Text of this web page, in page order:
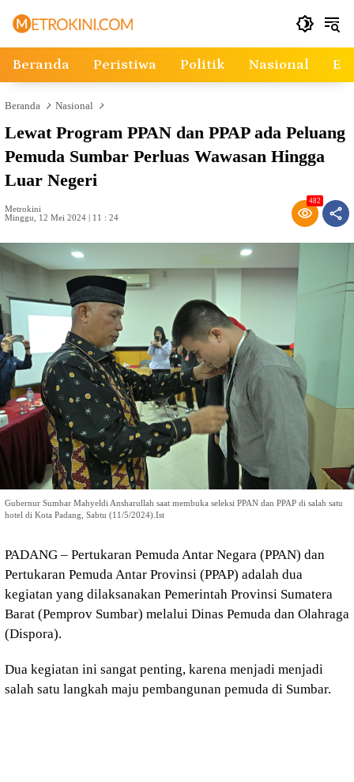
Beranda Peristiwa Politik Nasional
Beranda Nasional
Lewat Program PPAN dan PPAP ada Peluang
Pemuda Sumbar Perluas Wawasan Hingga
Luar Negeri
Metrokini
Minggu, 12 Mei 2024 | 11 : 24
482
Gubernur Sumbar Mahyeldi Ansharullah saat membuka seleksi PPAN dan PPAP di salah satu
hotel di Kota Padang, Sabtu (11/5/2024).Ist
PADANG – Pertukaran Pemuda Antar Negara (PPAN) dan
Pertukaran Pemuda Antar Provinsi (PPAP) adalah dua
kegiatan yang dilaksanakan Pemerintah Provinsi Sumatera
Barat (Pemprov Sumbar) melalui Dinas Pemuda dan Olahraga
(Dispora).
Dua kegiatan ini sangat penting, karena menjadi menjadi
salah satu langkah maju pembangunan pemuda di Sumbar.